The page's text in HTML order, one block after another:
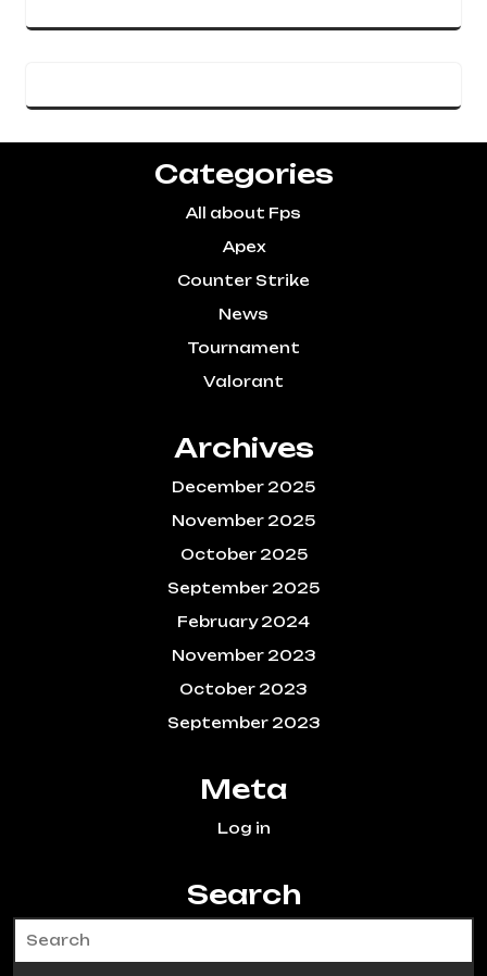
Categories
All about Fps
Apex
Counter Strike
News
Tournament
Valorant
Archives
December 2025
November 2025
October 2025
September 2025
February 2024
November 2023
October 2023
September 2023
Meta
Log in
Search